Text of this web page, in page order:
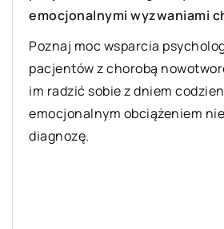
21 października 2025
Jak słońce wpływa na naszą
zdrowie kości?
Dowiedz się, jak ekspozycja na
na nasze zdrowie, wspiera